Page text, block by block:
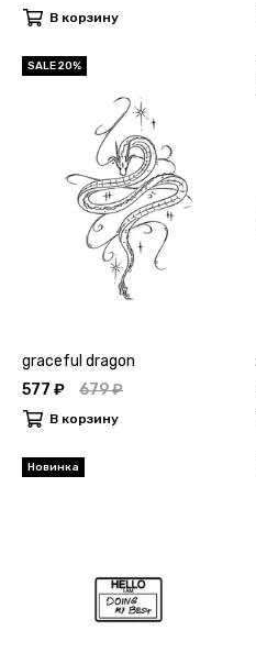
В корзину
SALE 20%
graceful dragon
577 ₽
679 ₽
В корзину
Новинка